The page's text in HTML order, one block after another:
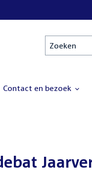
Zoeken
Contact en bezoek